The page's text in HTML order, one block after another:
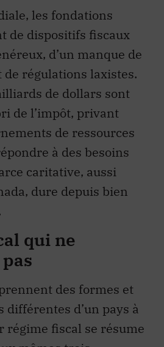
les fondations
de dispositifs fiscaux
d’un manque de
régulations laxistes.
de dollars sont
de l’impôt, privant
de ressources
à des besoins
caritative, aussi
dure depuis bien
qui ne
des formes et
différentes d’un pays à
régime fiscal se résume